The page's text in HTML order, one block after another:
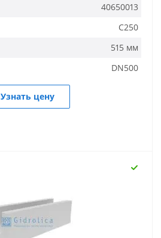
40650013
C250
515 мм
DN500
Узнать цену